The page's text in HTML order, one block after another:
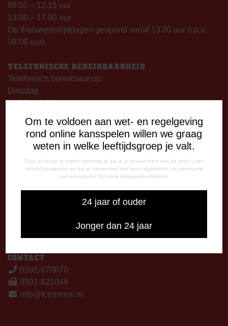
Om te voldoen aan wet- en regelgeving
rond online kansspelen willen we graag
weten in welke leeftijdsgroep je valt.
Door je keuze te maken bevestig je dat je je bewust bent van de risico's van
online kansspelen en dat je momenteel niet bent uitgesloten van deelname
aan kansspelen bij online kansspelaanbieders.
24 jaar of ouder
Jonger dan 24 jaar
09.00 – 12.15 uur
13.00 – 17.00 uur
Op thuiswedstrijddagen geopend vanaf 13.00 uur (i.p.v.
09.00 uur).
TELEFONISCHE BEREIKBAARHEID
Telefonisch bereikbaar op:
Dinsdag
09:00 - 12:15 uur
Woensdag
13:00 - 17:00 uur
09:00 - 12:15 uur
13:00 - 17:00 uur
Op thuiswedstrijddagen bereikbaar vanaf 13:00 - 20:00 uur
CONTACT
0591-670670
0591-621048
info@fcemmen.nl